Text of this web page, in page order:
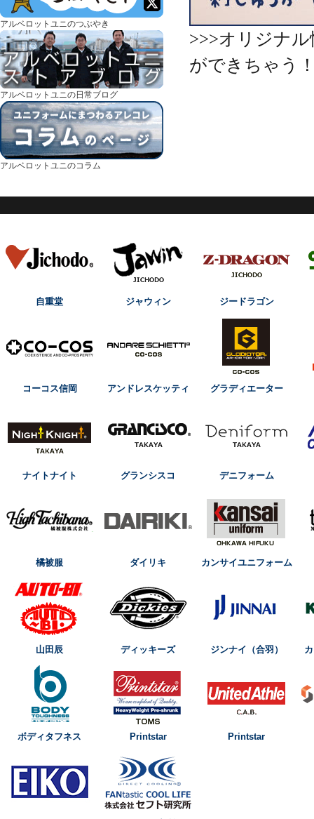
>>>オリジナ
ができちゃう
アルベロットユニのつぶやき
アルベロットユニの日常ブログ
アルベロットユニのコラム
自重堂 ジャウィン ジードラゴン
コーコス信岡 アンドレスケッティ グラディエーター
ナイトナイト グランシスコ デニフォーム
橘被服 ダイリキ カンサイユニフォーム
山田辰 ディッキーズ ジンナイ（合羽）
ボディタフネス Printstar Printstar